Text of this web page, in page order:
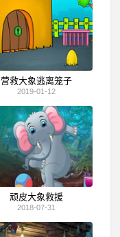
营救大象逃离笼子
2019-01-12
顽皮大象救援
2018-07-31